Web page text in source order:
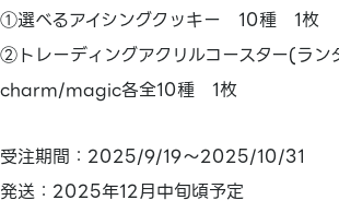
①選べるアイシングクッキー 10種 1枚
②トレーディングアクリルコースター(ラ
charm/magic各全10種 1枚
受注期間：2025/9/19～2025/10/31
発送：2025年12月中旬頃予定